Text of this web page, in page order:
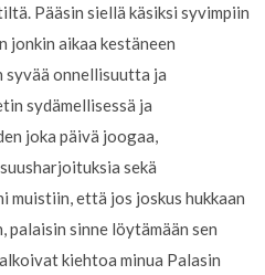
Pääsin siellä käsiksi syvimpiin
jonkin aikaa kestäneen
syvää onnellisuutta ja
sydämellisessä ja
joka päivä joogaa,
sekä
että jos joskus hukkaan
palaisin sinne löytämään sen
kiehtoa minua Palasin